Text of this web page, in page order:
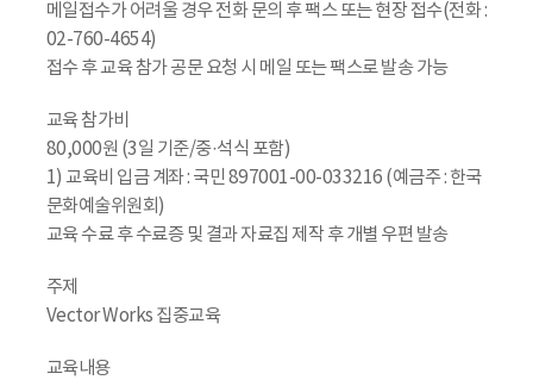
메일접수가 어려울 경우 전화 문의 후 팩스 또는 현장 접수(전화 :
02-760-4654)
접수 후 교육 참가 공문 요청 시 메일 또는 팩스로 발송 가능
교육 참가비
80,000원 (3일 기준/중·석식 포함)
1) 교육비 입금 계좌 : 국민 897001-00-033216 (예금주 : 한국
문화예술위원회)
교육 수료 후 수료증 및 결과 자료집 제작 후 개별 우편 발송
주제
Vector Works 집중교육
교육내용